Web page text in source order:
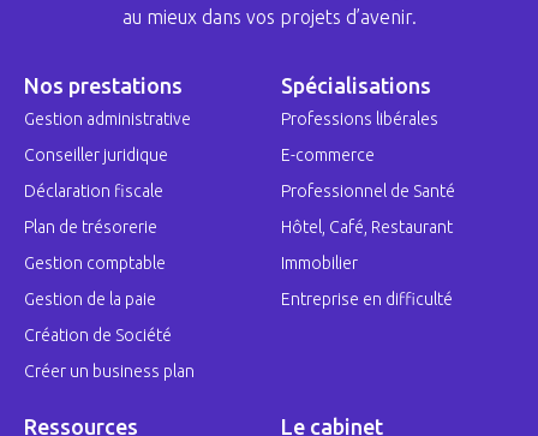
au mieux dans vos projets d’avenir.
Nos prestations
Gestion administrative
Conseiller juridique
Déclaration fiscale
Plan de trésorerie
Gestion comptable
Gestion de la paie
Création de Société
Créer un business plan
Spécialisations
Professions libérales
E-commerce
Professionnel de Santé
Hôtel, Café, Restaurant
Immobilier
Entreprise en difficulté
Ressources Le cabinet